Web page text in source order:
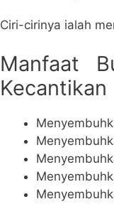
Ciri-cirinya ialah
Manfaat
Kecantikan